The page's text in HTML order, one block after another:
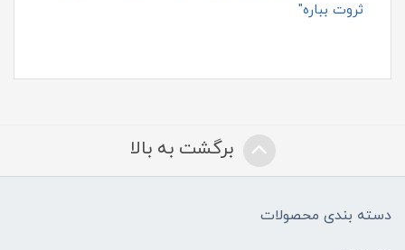
ثروت بباره"
برگشت به بالا
دسته بندی محصولات